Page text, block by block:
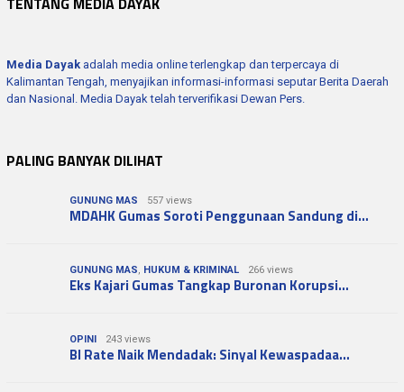
Media Dayak adalah media online terlengkap dan terpercaya di
Kalimantan Tengah, menyajikan informasi-informasi seputar Berita Daerah
dan Nasional. Media Dayak telah terverifikasi Dewan Pers.
PALING BANYAK DILIHAT
GUNUNG MAS 557 views
MDAHK Gumas Soroti Penggunaan Sandung di…
GUNUNG MAS, HUKUM & KRIMINAL 266 views
Eks Kajari Gumas Tangkap Buronan Korupsi…
OPINI 243 views
BI Rate Naik Mendadak: Sinyal Kewaspadaa…